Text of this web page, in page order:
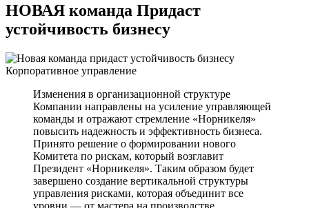
НОВАЯ команда Придаст
устойчивость бизнесу
Корпоративное управление
Изменения в организационной структуре
Компании направлены на усиление управляющей
команды и отражают стремление «Норникеля»
повысить надежность и эффективность бизнеса.
Принято решение о формировании нового
Комитета по рискам, который возглавит
Президент «Норникеля». Таким образом будет
завершено создание вертикальной структуры
управления рисками, которая объединит все
уровни — от мастера на производстве